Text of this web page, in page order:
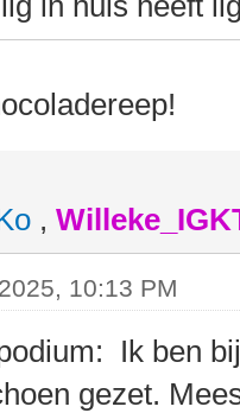
,
10:13 PM
Ik ben
gezet.